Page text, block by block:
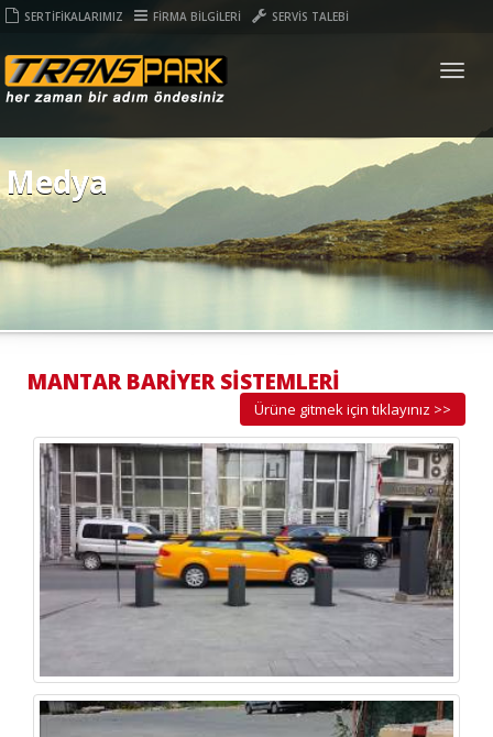
SERTİFİKALARIMIZ FİRMA BİLGİLERİ SERVİS TALEBİ
Medya
MANTAR BARİYER SİSTEMLERİ
Ürüne gitmek için tıklayınız >>